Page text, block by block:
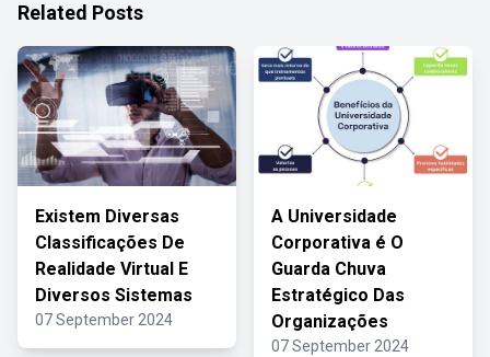
Related Posts
Existem Diversas
Classificações De
Realidade Virtual E
Diversos Sistemas
07 September 2024
A Universidade
Corporativa é O
Guarda Chuva
Estratégico Das
Organizações
07 September 2024